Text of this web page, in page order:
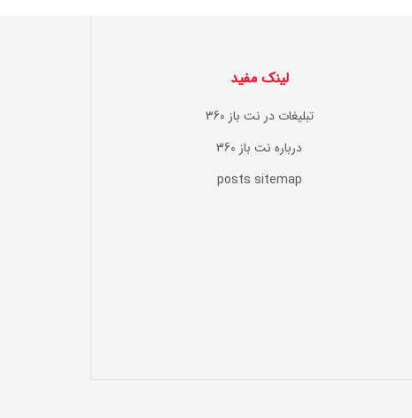
لینک مفید
تبلیغات در نت باز 360
درباره نت باز 360
posts sitemap